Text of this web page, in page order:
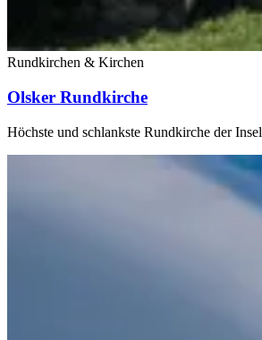
Rundkirchen & Kirchen
Olsker Rundkirche
Höchste und schlankste Rundkirche der Insel